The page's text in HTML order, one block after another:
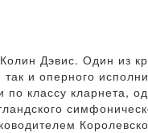
Дэвис. Один из
и оперного
классу кларнета,